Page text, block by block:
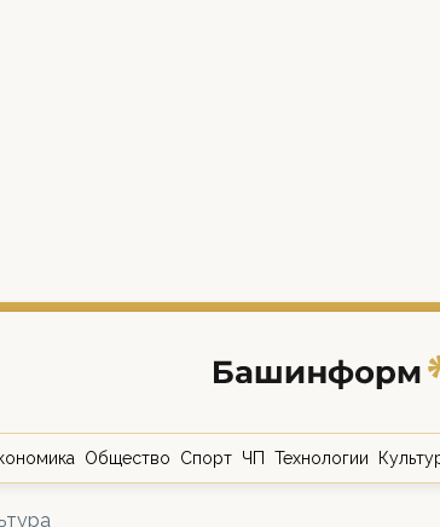
Общество Спорт ЧП Технологии